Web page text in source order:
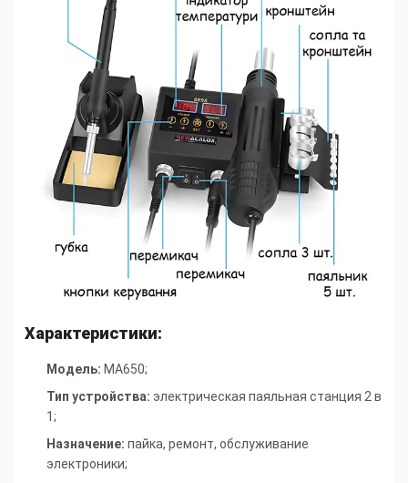
Характеристики:
Модель: MA650;
Тип устройства: электрическая паяльная станция 2 в
1;
Назначение: пайка, ремонт, обслуживание
электроники;